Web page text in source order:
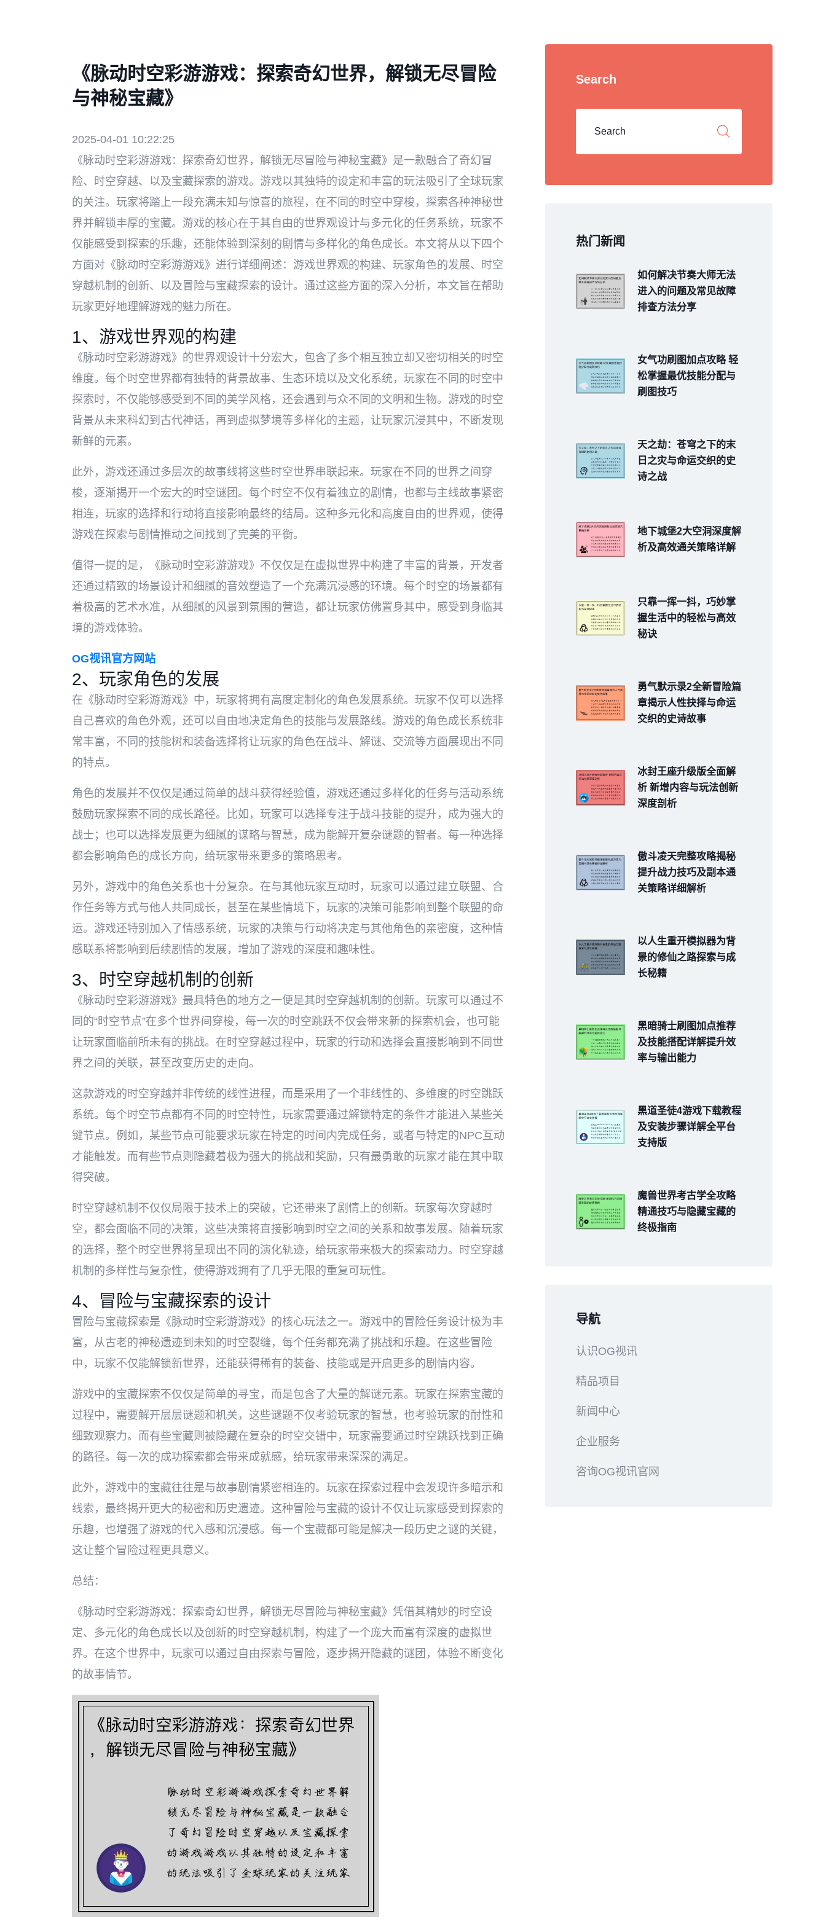
《脉动时空彩游游戏：探索奇幻世界，解锁无尽冒险
与神秘宝藏》
2025-04-01 10:22:25
《脉动时空彩游游戏：探索奇幻世界，解锁无尽冒险与神秘宝藏》是一款融合了奇幻冒
险、时空穿越、以及宝藏探索的游戏。游戏以其独特的设定和丰富的玩法吸引了全球玩家
的关注。玩家将踏上一段充满未知与惊喜的旅程，在不同的时空中穿梭，探索各种神秘世
界并解锁丰厚的宝藏。游戏的核心在于其自由的世界观设计与多元化的任务系统，玩家不
仅能感受到探索的乐趣，还能体验到深刻的剧情与多样化的角色成长。本文将从以下四个
方面对《脉动时空彩游游戏》进行详细阐述：游戏世界观的构建、玩家角色的发展、时空
穿越机制的创新、以及冒险与宝藏探索的设计。通过这些方面的深入分析，本文旨在帮助
玩家更好地理解游戏的魅力所在。
1、游戏世界观的构建
《脉动时空彩游游戏》的世界观设计十分宏大，包含了多个相互独立却又密切相关的时空
维度。每个时空世界都有独特的背景故事、生态环境以及文化系统，玩家在不同的时空中
探索时，不仅能够感受到不同的美学风格，还会遇到与众不同的文明和生物。游戏的时空
背景从未来科幻到古代神话，再到虚拟梦境等多样化的主题，让玩家沉浸其中，不断发现
新鲜的元素。
此外，游戏还通过多层次的故事线将这些时空世界串联起来。玩家在不同的世界之间穿
梭，逐渐揭开一个宏大的时空谜团。每个时空不仅有着独立的剧情，也都与主线故事紧密
相连，玩家的选择和行动将直接影响最终的结局。这种多元化和高度自由的世界观，使得
游戏在探索与剧情推动之间找到了完美的平衡。
值得一提的是，《脉动时空彩游游戏》不仅仅是在虚拟世界中构建了丰富的背景，开发者
还通过精致的场景设计和细腻的音效塑造了一个充满沉浸感的环境。每个时空的场景都有
着极高的艺术水准，从细腻的风景到氛围的营造，都让玩家仿佛置身其中，感受到身临其
境的游戏体验。
OG视讯官方网站
2、玩家角色的发展
在《脉动时空彩游游戏》中，玩家将拥有高度定制化的角色发展系统。玩家不仅可以选择
自己喜欢的角色外观，还可以自由地决定角色的技能与发展路线。游戏的角色成长系统非
常丰富，不同的技能树和装备选择将让玩家的角色在战斗、解谜、交流等方面展现出不同
的特点。
角色的发展并不仅仅是通过简单的战斗获得经验值，游戏还通过多样化的任务与活动系统
鼓励玩家探索不同的成长路径。比如，玩家可以选择专注于战斗技能的提升，成为强大的
战士；也可以选择发展更为细腻的谋略与智慧，成为能解开复杂谜题的智者。每一种选择
都会影响角色的成长方向，给玩家带来更多的策略思考。
另外，游戏中的角色关系也十分复杂。在与其他玩家互动时，玩家可以通过建立联盟、合
作任务等方式与他人共同成长，甚至在某些情境下，玩家的决策可能影响到整个联盟的命
运。游戏还特别加入了情感系统，玩家的决策与行动将决定与其他角色的亲密度，这种情
感联系将影响到后续剧情的发展，增加了游戏的深度和趣味性。
3、时空穿越机制的创新
《脉动时空彩游游戏》最具特色的地方之一便是其时空穿越机制的创新。玩家可以通过不
同的“时空节点”在多个世界间穿梭，每一次的时空跳跃不仅会带来新的探索机会，也可能
让玩家面临前所未有的挑战。在时空穿越过程中，玩家的行动和选择会直接影响到不同世
界之间的关联，甚至改变历史的走向。
这款游戏的时空穿越并非传统的线性进程，而是采用了一个非线性的、多维度的时空跳跃
系统。每个时空节点都有不同的时空特性，玩家需要通过解锁特定的条件才能进入某些关
键节点。例如，某些节点可能要求玩家在特定的时间内完成任务，或者与特定的NPC互动
才能触发。而有些节点则隐藏着极为强大的挑战和奖励，只有最勇敢的玩家才能在其中取
得突破。
时空穿越机制不仅仅局限于技术上的突破，它还带来了剧情上的创新。玩家每次穿越时
空，都会面临不同的决策，这些决策将直接影响到时空之间的关系和故事发展。随着玩家
的选择，整个时空世界将呈现出不同的演化轨迹，给玩家带来极大的探索动力。时空穿越
机制的多样性与复杂性，使得游戏拥有了几乎无限的重复可玩性。
4、冒险与宝藏探索的设计
冒险与宝藏探索是《脉动时空彩游游戏》的核心玩法之一。游戏中的冒险任务设计极为丰
富，从古老的神秘遗迹到未知的时空裂缝，每个任务都充满了挑战和乐趣。在这些冒险
中，玩家不仅能解锁新世界，还能获得稀有的装备、技能或是开启更多的剧情内容。
游戏中的宝藏探索不仅仅是简单的寻宝，而是包含了大量的解谜元素。玩家在探索宝藏的
过程中，需要解开层层谜题和机关，这些谜题不仅考验玩家的智慧，也考验玩家的耐性和
细致观察力。而有些宝藏则被隐藏在复杂的时空交错中，玩家需要通过时空跳跃找到正确
的路径。每一次的成功探索都会带来成就感，给玩家带来深深的满足。
此外，游戏中的宝藏往往是与故事剧情紧密相连的。玩家在探索过程中会发现许多暗示和
线索，最终揭开更大的秘密和历史遗迹。这种冒险与宝藏的设计不仅让玩家感受到探索的
乐趣，也增强了游戏的代入感和沉浸感。每一个宝藏都可能是解决一段历史之谜的关键，
这让整个冒险过程更具意义。
总结：
《脉动时空彩游游戏：探索奇幻世界，解锁无尽冒险与神秘宝藏》凭借其精妙的时空设
定、多元化的角色成长以及创新的时空穿越机制，构建了一个庞大而富有深度的虚拟世
界。在这个世界中，玩家可以通过自由探索与冒险，逐步揭开隐藏的谜团，体验不断变化
的故事情节。
Search
热门新闻
如何解决节奏大师无法
进入的问题及常见故障
排查方法分享
女气功刷图加点攻略 轻
松掌握最优技能分配与
刷图技巧
天之劫：苍穹之下的末
日之灾与命运交织的史
诗之战
地下城堡2大空洞深度解
析及高效通关策略详解
只靠一挥一抖，巧妙掌
握生活中的轻松与高效
秘诀
勇气默示录2全新冒险篇
章揭示人性抉择与命运
交织的史诗故事
冰封王座升级版全面解
析 新增内容与玩法创新
深度剖析
傲斗凌天完整攻略揭秘
提升战力技巧及副本通
关策略详细解析
以人生重开模拟器为背
景的修仙之路探索与成
长秘籍
黑暗骑士刷图加点推荐
及技能搭配详解提升效
率与输出能力
黑道圣徒4游戏下载教程
及安装步骤详解全平台
支持版
魔兽世界考古学全攻略
精通技巧与隐藏宝藏的
终极指南
导航
认识OG视讯
精品项目
新闻中心
企业服务
咨询OG视讯官网